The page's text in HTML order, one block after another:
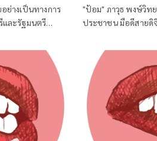
ย่างเป็นทางการ
และรัฐมนตรี
นโดดเด่นของ
"ป้อม" ภาวุธ พงษ์วิท
ประชาชน มือดีสายดิ
1,621 ล้านบาท ของ
สังคม (ดีอี)